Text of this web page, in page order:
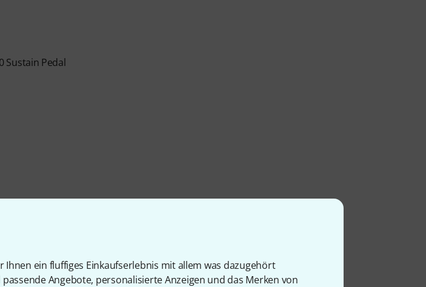
Ihnen ein fluffiges Einkaufserlebnis mit allem was dazugehört
Angebote, personalisierte Anzeigen und das Merken von
Sustain Pedal